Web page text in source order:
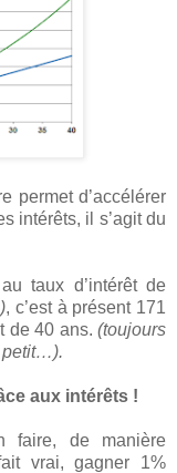
permet d’accélérer
intérêts, il s’agit du
taux d’intérêt de
, c’est à présent 171
de 40 ans. (toujours
petit…).
aux intérêts !
faire, de manière
vrai, gagner 1%